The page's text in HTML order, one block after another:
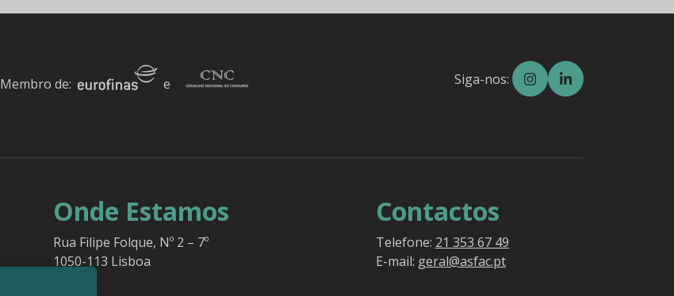
Membro de: e Siga-nos:
Onde Estamos
Rua Filipe Folque, Nº 2 – 7º
1050-113 Lisboa
Contactos
Telefone: 21 353 67 49
E-mail: geral@asfac.pt